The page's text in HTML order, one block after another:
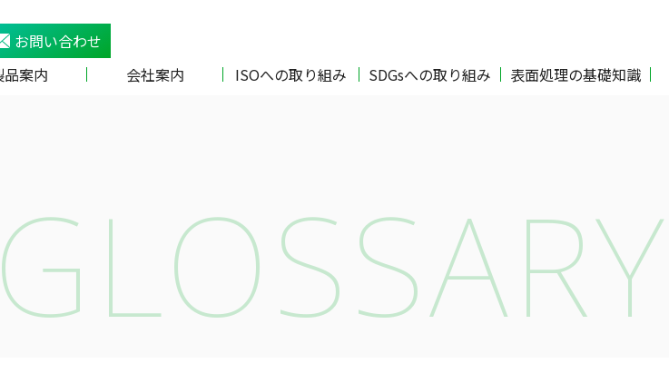
お問い合わせ
品案内 会社案内 ISOへの取り組み SDGsへの取り組み 表面処理の基礎知識
GLOSSARY